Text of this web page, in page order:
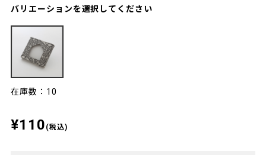
バリエーションを選択してください
在庫数：10
¥110 (税込)